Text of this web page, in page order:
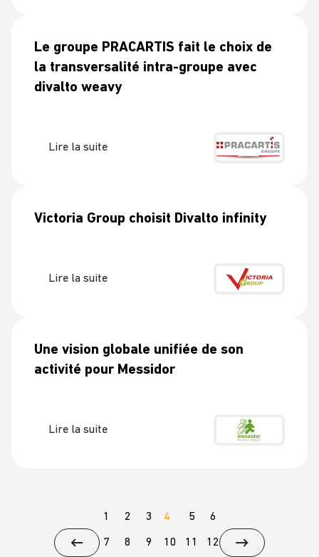
Le groupe PRACARTIS fait le choix de
la transversalité intra-groupe avec
divalto weavy
Lire la suite
Victoria Group choisit Divalto infinity
Lire la suite
Une vision globale unifiée de son
activité pour Messidor
Lire la suite
1 2 3 4 5 6
7 8 9 10 11 12